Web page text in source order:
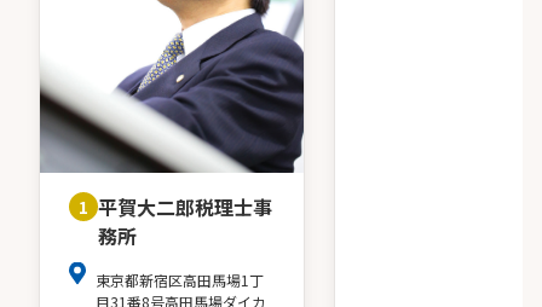
1 平賀大二郎税理士事
務所
東京都新宿区高田馬場1丁
目31番8号高田馬場ダイカ